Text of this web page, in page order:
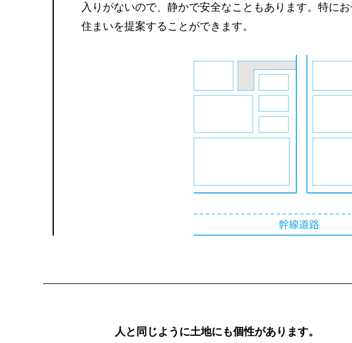
入りがないので、静かで安全なこともあります。特に
住まいを提案することができます。
人と同じように土地にも個性があります。